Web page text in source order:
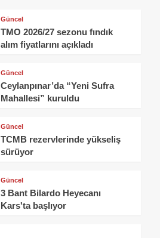
Güncel
TMO 2026/27 sezonu fındık
alım fiyatlarını açıkladı
Güncel
Ceylanpınar’da “Yeni Sufra
Mahallesi” kuruldu
Güncel
TCMB rezervlerinde yükseliş
sürüyor
Güncel
3 Bant Bilardo Heyecanı
Kars'ta başlıyor